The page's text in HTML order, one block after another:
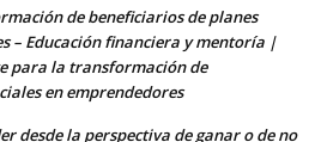
de beneficiarios de planes
– Educación financiera y mentoría |
para la transformación de
en emprendedores
desde la perspectiva de ganar o de no